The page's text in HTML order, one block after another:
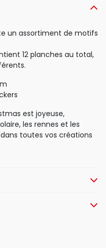
un assortiment de motifs
12 planches au total,
est joyeuse,
les rennes et les
toutes vos créations